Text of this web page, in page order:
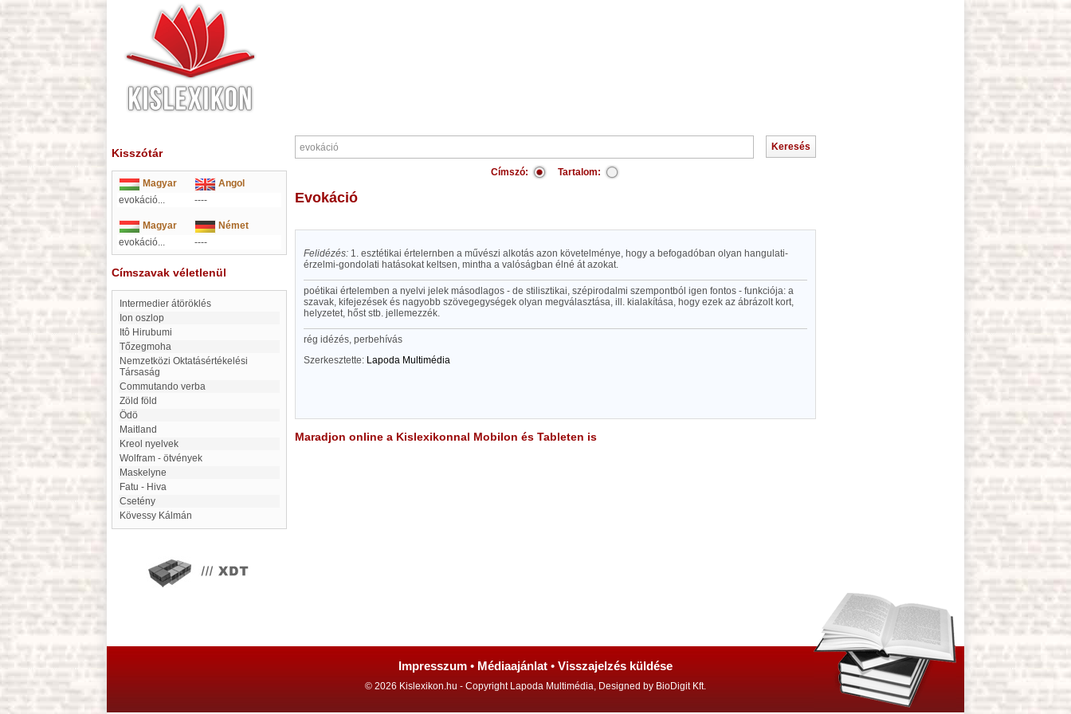
Kisszótár
Magyar
Angol
evokáció...
----
Magyar
Német
evokáció...
----
Címszavak véletlenül
intermedier átöröklés
ion oszlop
Itô Hirubumi
Tőzegmoha
Nemzetközi Oktatásértékelési
Társaság
commutando verba
Zöld föld
Ödö
Maitland
Kreol nyelvek
Wolfram - ötvények
Maskelyne
Fatu - Hiva
Csetény
Kövessy Kálmán
Címszó: Tartalom:
evokáció
Felidézés: 1. esztétikai értelernben a művészi alkotás azon követelménye, hogy a befogadóban olyan hangulati-
érzelmi-gondolati hatásokat keltsen, mintha a valóságban élné át azokat.
poétikai értelemben a nyelvi jelek másodlagos - de stilisztikai, szépirodalmi szempontból igen fontos - funkciója: a
szavak, kifejezések és nagyobb szövegegységek olyan megválasztása, ill. kialakítása, hogy ezek az ábrázolt kort,
helyzetet, hőst stb. jellemezzék.
rég idézés, perbehívás
Szerkesztette: Lapoda Multimédia
Maradjon online a Kislexikonnal Mobilon és Tableten is
Impresszum • Médiaajánlat • Visszajelzés küldése
© 2026 Kislexikon.hu - Copyright Lapoda Multimédia, Designed by BioDigit Kft.